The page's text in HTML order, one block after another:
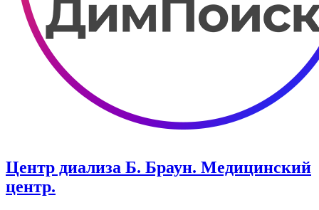
Центр диализа Б. Браун. Медицинский
центр.